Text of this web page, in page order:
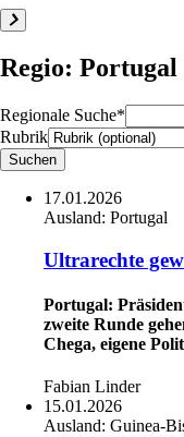
Regio: Portugal
Regionale Suche*
Rubrik
17.01.2026
Ausland: Portugal
Ultrarechte
Portugal:
zweite Runde
Chega, eigene
Fabian Linder
15.01.2026
Ausland: Guinea-